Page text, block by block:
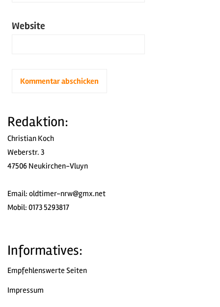
Website
Redaktion:
Christian Koch
Weberstr. 3
47506 Neukirchen-Vluyn
Email: oldtimer-nrw@gmx.net
Mobil: 0173 5293817
Informatives:
Empfehlenswerte Seiten
Impressum